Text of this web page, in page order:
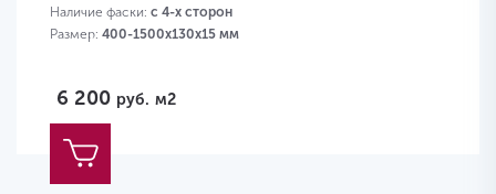
Наличие фаски: с 4-х сторон
Размер: 400-1500х130х15 мм
6 200 руб. м2